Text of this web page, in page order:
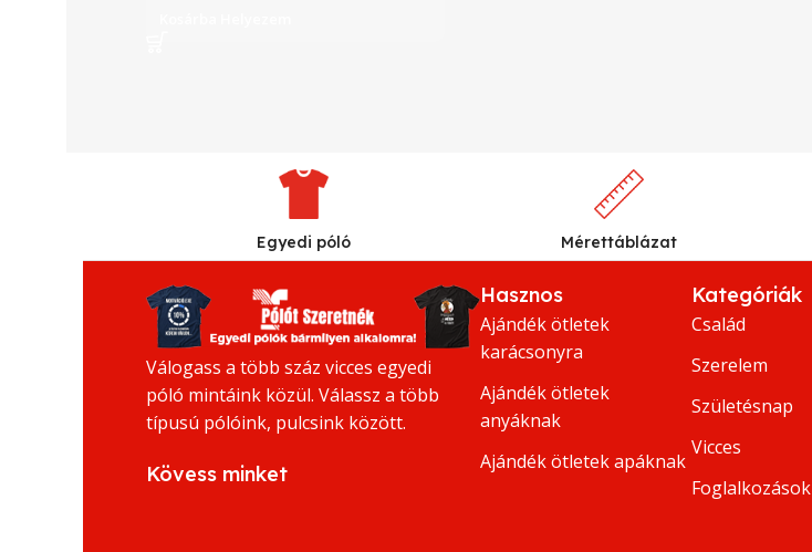
Egyedi póló Mérettáblázat
Válogass a több száz vicces egyedi
póló mintáink közül. Válassz a több
típusú pólóink, pulcsink között.
Kövess minket
Hasznos
Ajándék ötletek
karácsonyra
Ajándék ötletek
anyáknak
Ajándék ötletek apáknak
Kategóriák
Család
Szerelem
Születésnap
Vicces
Foglalkozások